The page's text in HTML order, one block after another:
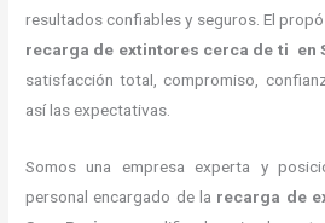
resultados confiables y seguros. El
recarga de extintores cerca de ti en
satisfacción total, compromiso,
así las expectativas.
Somos una empresa experta y
personal encargado de la recarga de